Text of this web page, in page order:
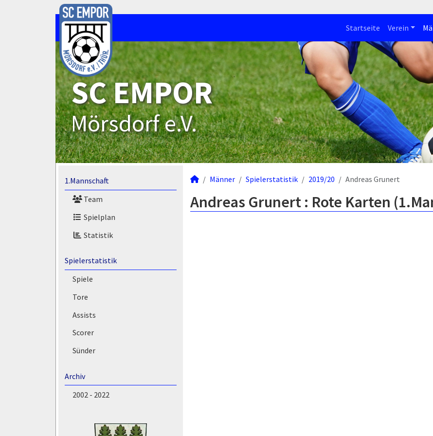
Startseite Verein
SC EMPOR
Mörsdorf e.V.
1.Mannschaft
Team
Spielplan
Statistik
Spielerstatistik
Spiele
Tore
Assists
Scorer
Sünder
Archiv
2002 - 2022
Männer Spielerstatistik 2019/20 Andreas Grunert
Andreas Grunert : Rote Karten